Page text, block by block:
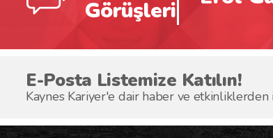
Görüşleri
E-Posta Listemize Katılın!
Kaynes Kariyer'e dair haber ve etkinliklerden